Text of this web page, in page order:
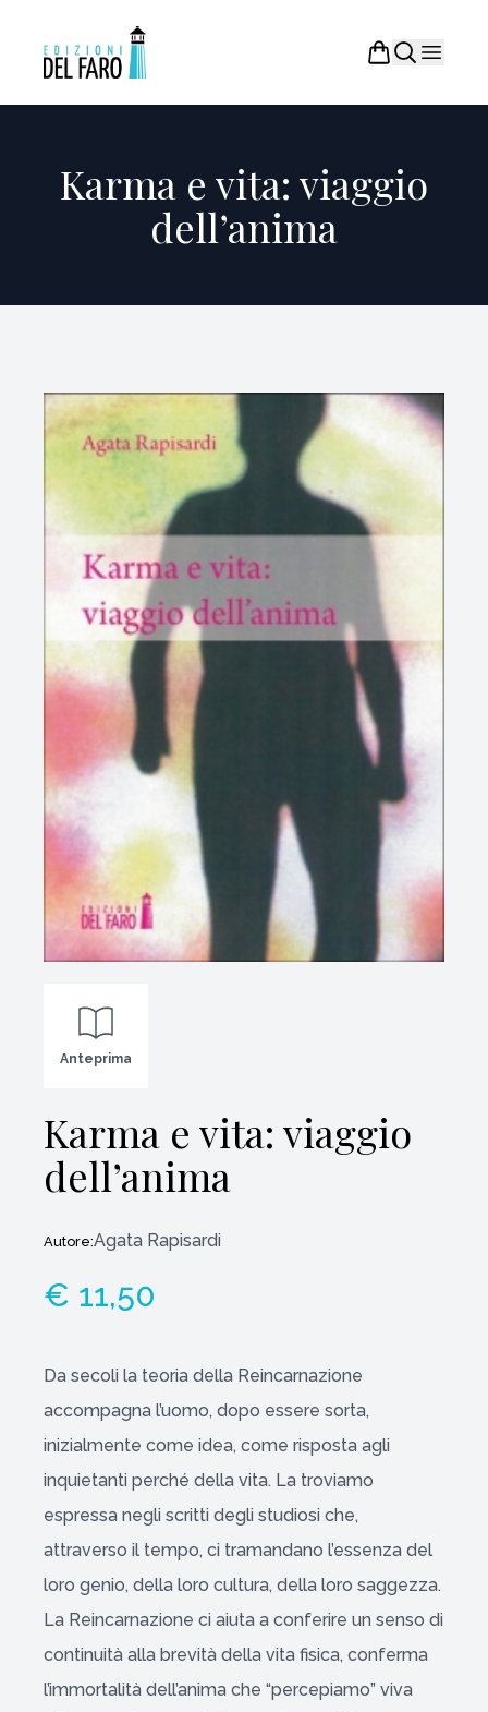
Karma e vita: viaggio
dell’anima
Anteprima
Karma e vita: viaggio
dell’anima
Autore:Agata Rapisardi
€ 11,50
Da secoli la teoria della Reincarnazione
accompagna l’uomo, dopo essere sorta,
inizialmente come idea, come risposta agli
inquietanti perché della vita. La troviamo
espressa negli scritti degli studiosi che,
attraverso il tempo, ci tramandano l’essenza del
loro genio, della loro cultura, della loro saggezza.
La Reincarnazione ci aiuta a conferire un senso di
continuità alla brevità della vita fisica, conferma
l’immortalità dell’anima che “percepiamo” viva